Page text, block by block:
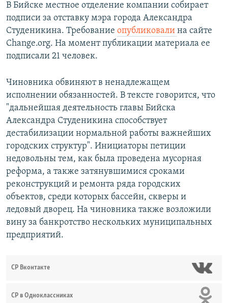
Все сайты РСЕ/РС
В Бийске местное отделение компании собирает
подписи за отставку мэра города Александра
Студеникина. Требование опубликовали на сайте
Change.org. На момент публикации материала ее
подписали 21 человек.
Чиновника обвиняют в ненадлежащем
исполнении обязанностей. В тексте говорится, что
"дальнейшая деятельность главы Бийска
Александра Студеникина способствует
дестабилизации нормальной работы важнейших
городских структур". Инициаторы петиции
недовольны тем, как была проведена мусорная
реформа, а также затянувшимися сроками
реконструкций и ремонта ряда городских
объектов, среди которых бассейн, скверы и
ледовый дворец. На чиновника также возложили
вину за банкротство нескольких муниципальных
предприятий.
СР Вконтакте
СР в Одноклассниках